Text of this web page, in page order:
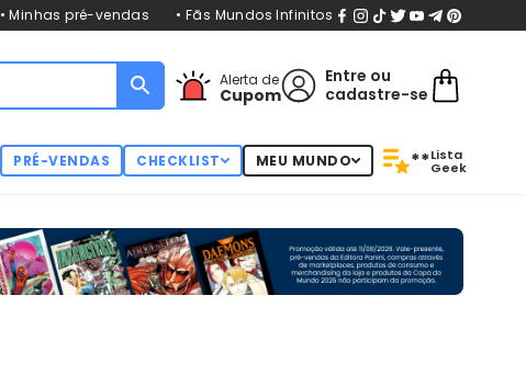
• Minhas pré-vendas • Fãs Mundos Infinitos
Alerta de
Cupom
Entre ou
cadastre-se
PRÉ-VENDAS CHECKLIST MEU MUNDO **Lista
Geek